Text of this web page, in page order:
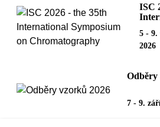
ISC
5 - 9.
2026
Odběry
7 - 9.